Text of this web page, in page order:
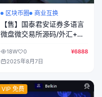
区块币圈 商业互换
【售】国泰君安证券多语言
微盘微交易所源码/外汇+虚
前端html+后端PHP
18W 0
¥6888
2025年8月7日
VIP 免费